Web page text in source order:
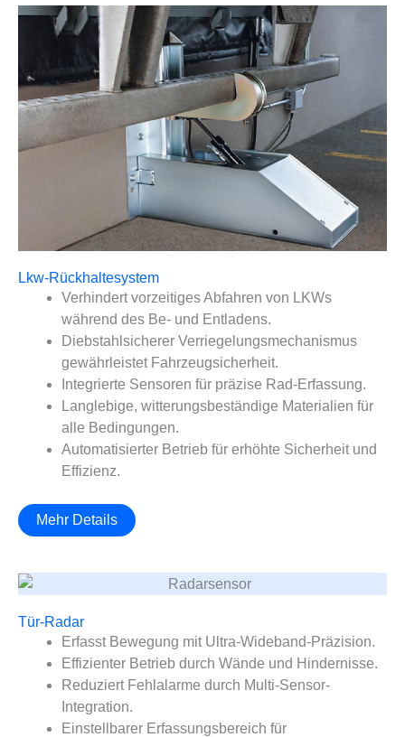
Lkw-Rückhaltesystem
Verhindert vorzeitiges Abfahren von LKWs
während des Be- und Entladens.
Diebstahlsicherer Verriegelungsmechanismus
gewährleistet Fahrzeugsicherheit.
Integrierte Sensoren für präzise Rad-Erfassung.
Langlebige, witterungsbeständige Materialien für
alle Bedingungen.
Automatisierter Betrieb für erhöhte Sicherheit und
Effizienz.
Mehr Details
Tür-Radar
Erfasst Bewegung mit Ultra-Wideband-Präzision.
Effizienter Betrieb durch Wände und Hindernisse.
Reduziert Fehlalarme durch Multi-Sensor-
Integration.
Einstellbarer Erfassungsbereich für